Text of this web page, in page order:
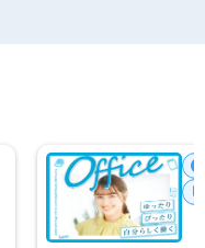
コールセンター/日